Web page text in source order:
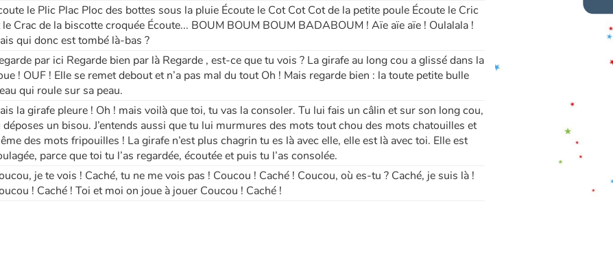
le Plic Plac Ploc des bottes sous la pluie Écoute le Cot Cot Cot de la petite poule Écoute le Cric
le Crac de la biscotte croquée Écoute... BOUM BOUM BOUM BADABOUM ! Aïe aïe aïe ! Oulalala !
qui donc est tombé là-bas ?
par ici Regarde bien par là Regarde , est-ce que tu vois ? La girafe au long cou a glissé dans la
! OUF ! Elle se remet debout et n’a pas mal du tout Oh ! Mais regarde bien : la toute petite bulle
qui roule sur sa peau.
la girafe pleure ! Oh ! mais voilà que toi, tu vas la consoler. Tu lui fais un câlin et sur son long cou,
déposes un bisou. J’entends aussi que tu lui murmures des mots tout chou des mots chatouilles et
des mots fripouilles ! La girafe n’est plus chagrin tu es là avec elle, elle est là avec toi. Elle est
parce que toi tu l’as regardée, écoutée et puis tu l’as consolée.
je te vois ! Caché, tu ne me vois pas ! Coucou ! Caché ! Coucou, où es-tu ? Caché, je suis là !
! Caché ! Toi et moi on joue à jouer Coucou ! Caché !